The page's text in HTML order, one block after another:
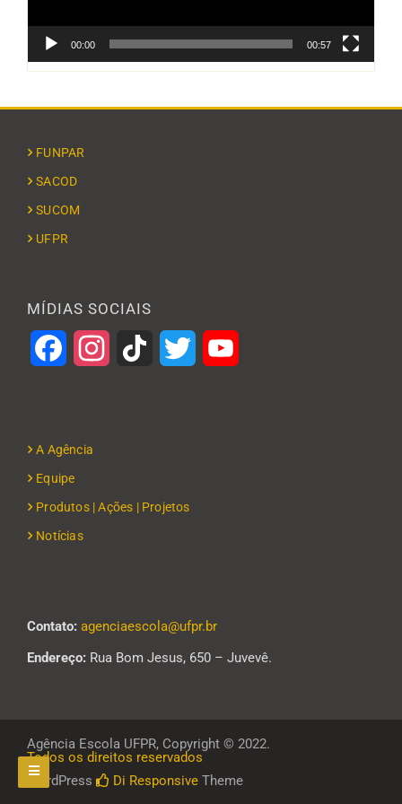
00:00 00:57
FUNPAR
SACOD
SUCOM
UFPR
MÍDIAS SOCIAIS
FacebookInstagramTikTok Twitter
A Agência
Equipe
Produtos | Ações | Projetos
Notícias
Contato: agenciaescola@ufpr.br
Endereço: Rua Bom Jesus, 650 – Juvevê.
Agência Escola UFPR, Copyright © 2022.
Todos os direitos reservados
WordPress
Di Responsive Theme